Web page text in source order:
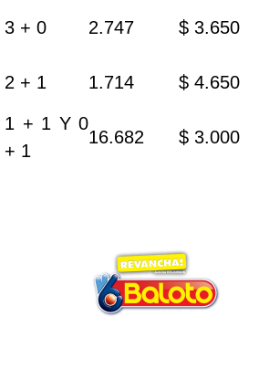
3 + 0 2.747 $ 3.650
2 + 1 1.714 $ 4.650
1 + 1 Y 0
+ 1
16.682 $ 3.000